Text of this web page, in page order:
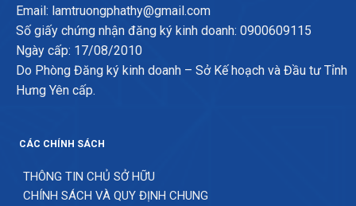
Email: lamtruongphathy@gmail.com
Số giấy chứng nhận đăng ký kinh doanh: 0900609115
Ngày cấp: 17/08/2010
Do Phòng Đăng ký kinh doanh – Sở Kế hoạch và Đầu tư Tỉnh
Hưng Yên cấp.
CÁC CHÍNH SÁCH
THÔNG TIN CHỦ SỞ HỮU
CHÍNH SÁCH VÀ QUY ĐỊNH CHUNG